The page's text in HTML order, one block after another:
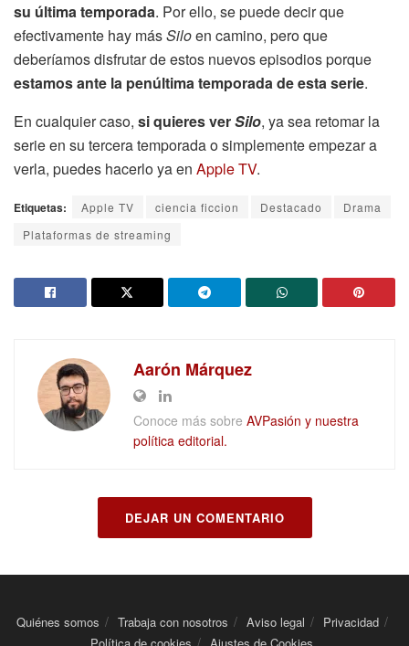
su última temporada. Por ello, se puede decir que
efectivamente hay másSiloen camino, pero que
deberíamos disfrutar de estos nuevos episodios porque
estamos ante la penúltima temporada de esta serie.
En cualquier caso, si quieres verSilo, ya sea retomar la
serie en su tercera temporada o simplemente empezar a
verla, puedes hacerlo ya en Apple TV.
Etiquetas: Apple TV ciencia ficcion Destacado
Drama
Plataformas de streaming
Aarón Márquez
Conoce más sobre AVPasión y nuestra
política editorial.
DEJAR UN COMENTARIO
Quiénes somos Trabaja con nosotros Aviso legal
Privacidad